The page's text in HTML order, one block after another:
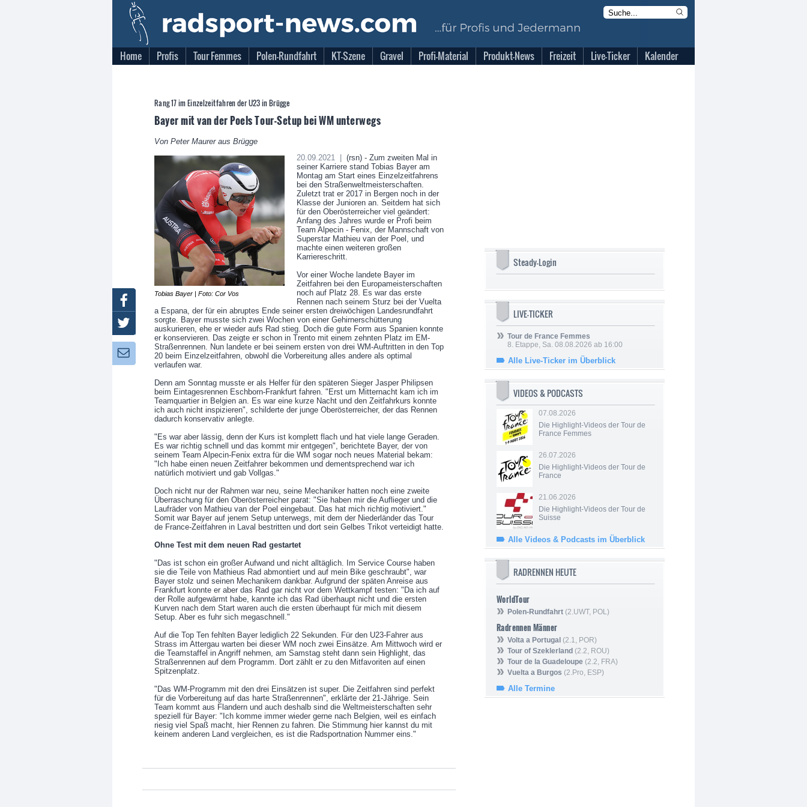
Home Profis Tour Femmes Polen-Rundfahrt KT-Szene Gravel Profi-Material Produkt-News Freizeit Live-Ticker Kalender
Rang 17 im Einzelzeitfahren der U23 in Brügge
Bayer mit van der Poels Tour-Setup bei WM unterwegs
Von Peter Maurer aus Brügge
Tobias Bayer | Foto: Cor Vos
20.09.2021 |
(rsn) - Zum zweiten Mal in
seiner Karriere stand Tobias Bayer am
Montag am Start eines Einzelzeitfahrens
bei den Straßenweltmeisterschaften.
Zuletzt trat er 2017 in Bergen noch in der
Klasse der Junioren an. Seitdem hat sich
für den Oberösterreicher viel geändert:
Anfang des Jahres wurde er Profi beim
Team Alpecin - Fenix, der Mannschaft von
Superstar Mathieu van der Poel, und
machte einen weiteren großen
Karriereschritt.
Vor einer Woche landete Bayer im
Zeitfahren bei den Europameisterschaften
noch auf Platz 28. Es war das erste
Rennen nach seinem Sturz bei der Vuelta
a Espana, der für ein abruptes Ende seiner ersten dreiwöchigen Landesrundfahrt
sorgte. Bayer musste sich zwei Wochen von einer Gehirnerschütterung
auskurieren, ehe er wieder aufs Rad stieg. Doch die gute Form aus Spanien konnte
er konservieren. Das zeigte er schon in Trento mit einem zehnten Platz im EM-
Straßenrennen. Nun landete er bei seinem ersten von drei WM-Auftritten in den Top
20 beim Einzelzeitfahren, obwohl die Vorbereitung alles andere als optimal
verlaufen war.
Denn am Sonntag musste er als Helfer für den späteren Sieger Jasper Philipsen
beim Eintagesrennen Eschborn-Frankfurt fahren. "Erst um Mitternacht kam ich im
Teamquartier in Belgien an. Es war eine kurze Nacht und den Zeitfahrkurs konnte
ich auch nicht inspizieren", schilderte der junge Oberösterreicher, der das Rennen
dadurch konservativ anlegte.
"Es war aber lässig, denn der Kurs ist komplett flach und hat viele lange Geraden.
Es war richtig schnell und das kommt mir entgegen", berichtete Bayer, der von
seinem Team Alpecin-Fenix extra für die WM sogar noch neues Material bekam:
"Ich habe einen neuen Zeitfahrer bekommen und dementsprechend war ich
natürlich motiviert und gab Vollgas."
Doch nicht nur der Rahmen war neu, seine Mechaniker hatten noch eine zweite
Überraschung für den Oberösterreicher parat: "Sie haben mir die Auflieger und die
Laufräder von Mathieu van der Poel eingebaut. Das hat mich richtig motiviert."
Somit war Bayer auf jenem Setup unterwegs, mit dem der Niederländer das Tour
de France-Zeitfahren in Laval bestritten und dort sein Gelbes Trikot verteidigt hatte.
Ohne Test mit dem neuen Rad gestartet
"Das ist schon ein großer Aufwand und nicht alltäglich. Im Service Course haben
sie die Teile von Mathieus Rad abmontiert und auf mein Bike geschraubt", war
Bayer stolz und seinen Mechanikern dankbar. Aufgrund der späten Anreise aus
Frankfurt konnte er aber das Rad gar nicht vor dem Wettkampf testen: "Da ich auf
der Rolle aufgewärmt habe, kannte ich das Rad überhaupt nicht und die ersten
Kurven nach dem Start waren auch die ersten überhaupt für mich mit diesem
Setup. Aber es fuhr sich megaschnell."
Auf die Top Ten fehlten Bayer lediglich 22 Sekunden. Für den U23-Fahrer aus
Strass im Attergau warten bei dieser WM noch zwei Einsätze. Am Mittwoch wird er
die Teamstaffel in Angriff nehmen, am Samstag steht dann sein Highlight, das
Straßenrennen auf dem Programm. Dort zählt er zu den Mitfavoriten auf einen
Spitzenplatz.
"Das WM-Programm mit den drei Einsätzen ist super. Die Zeitfahren sind perfekt
für die Vorbereitung auf das harte Straßenrennen", erklärte der 21-Jährige. Sein
Team kommt aus Flandern und auch deshalb sind die Weltmeisterschaften sehr
speziell für Bayer: "Ich komme immer wieder gerne nach Belgien, weil es einfach
riesig viel Spaß macht, hier Rennen zu fahren. Die Stimmung hier kannst du mit
keinem anderen Land vergleichen, es ist die Radsportnation Nummer eins."
Steady-Login
LIVE-TICKER
Tour de France Femmes
8. Etappe, Sa. 08.08.2026 ab 16:00
Alle Live-Ticker im Überblick
VIDEOS & PODCASTS
07.08.2026
Die Highlight-Videos der Tour de
France Femmes
26.07.2026
Die Highlight-Videos der Tour de
France
21.06.2026
Die Highlight-Videos der Tour de
Suisse
Alle Videos & Podcasts im Überblick
RADRENNEN HEUTE
WorldTour
Polen-Rundfahrt (2.UWT, POL)
Radrennen Männer
Volta a Portugal (2.1, POR)
Tour of Szeklerland (2.2, ROU)
Tour de la Guadeloupe (2.2, FRA)
Vuelta a Burgos (2.Pro, ESP)
Alle Termine
Facebook
Twitter
Newsletter: